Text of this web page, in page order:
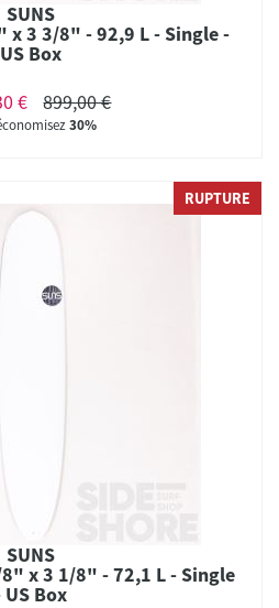
SUNS
3 3/8" - 92,9 L - Single -
US Box
€
899,00 €
30%
RUPTURE
SUNS
x 3 1/8" - 72,1 L - Single
US Box